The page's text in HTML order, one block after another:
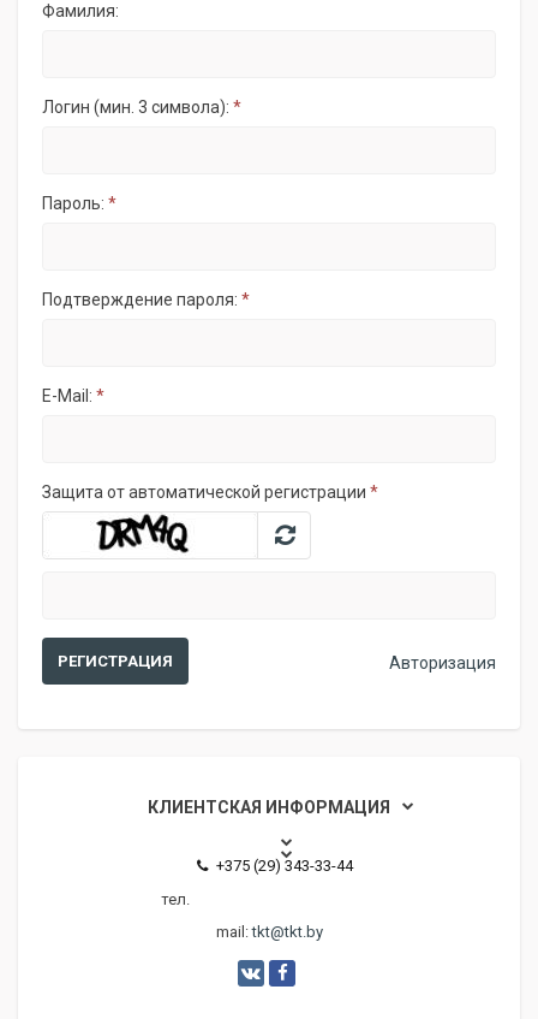
Фамилия:
Логин (мин. 3 символа): *
Пароль: *
Подтверждение пароля: *
E-Mail: *
Защита от автоматической регистрации *
Авторизация
КЛИЕНТСКАЯ ИНФОРМАЦИЯ
тел.
+375 (29) 343-33-44
mail:tkt@tkt.by